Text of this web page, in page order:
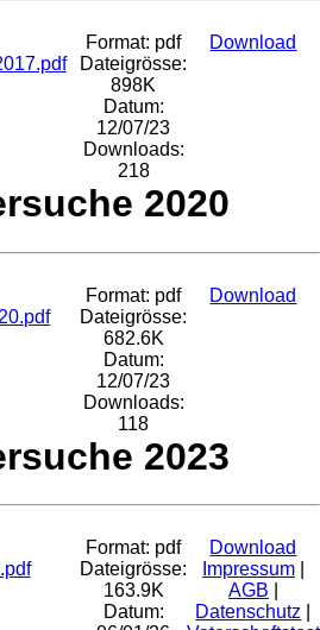
Format: pdf
Dateigrösse:
898K
Datum:
12/07/23
Downloads:
218
Download
2020
Format: pdf
Dateigrösse:
682.6K
Datum:
12/07/23
Downloads:
118
Download
2023
Format: pdf
Dateigrösse:
163.9K
Datum:
Download
Impressum|
AGB
Datenschutz